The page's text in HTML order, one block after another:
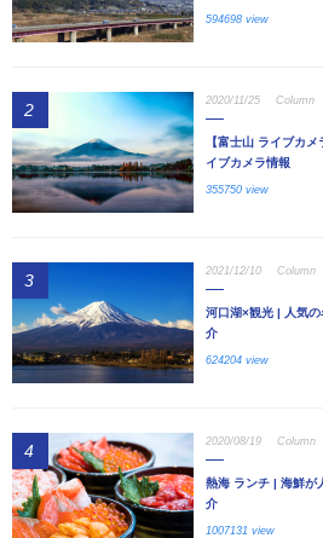
594698 view
2 2020/11/25 Column
【富士山 ライブカ
イブカメラ情報
355750 view
3 2021/12/10 Column
河口湖×観光 | 人気
介
624204 view
4 2020/08/19 Column
熱海 ランチ | 海鮮が
介
1007131 view